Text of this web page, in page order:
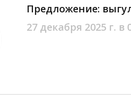
Предложение:
27 декабря 2025 г. в